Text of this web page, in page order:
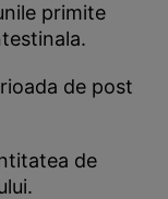
primite
de post
de